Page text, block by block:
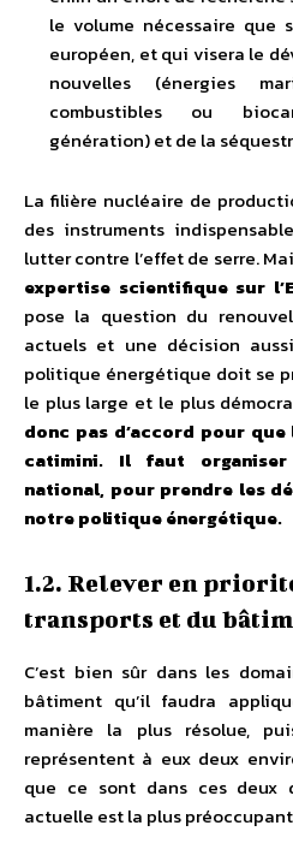
le volume nécessaire que
européen, et qui visera le
nouvelles (énergies
combustibles ou
génération) et de la
La filière nucléaire de
des instruments
lutter contre l’effet de serre.
expertise scientifique sur
pose la question du
actuels et une décision
politique énergétique doit se
le plus large et le plus
donc pas d’accord pour
catimini. Il faut
national, pour prendre les
notre politique énergétique.
1.2. Relever en
transports et du
C’est bien sûr dans les
bâtiment qu’il faudra
manière la plus résolue,
représentent à eux deux
que ce sont dans ces deux
actuelle est la plus